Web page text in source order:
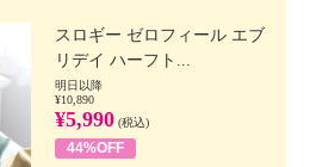
スロギー ゼロフィール エブ
リデイ ハーフト...
明日以降
¥10,890
¥5,990 (税込)
44%OFF